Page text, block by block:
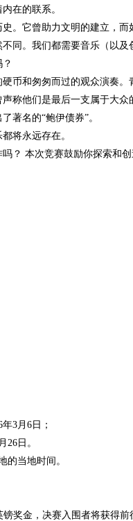
在的联系。
。它曾助力文明的建立，
同。我们都需要音乐（以及
硬币和匆匆而过的观众演奏
称他们是最后一支属于大
著名的“鲍伊债券”。
将永远存在。
？ 本次竞赛鼓励你探索和
3月6日；
26日。
的当地时间。
镑奖金，决赛入围者将获得